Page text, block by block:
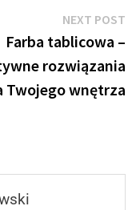
NEXT POST
Farba tablicowa –
rozwiązania
Twojego wnętrza